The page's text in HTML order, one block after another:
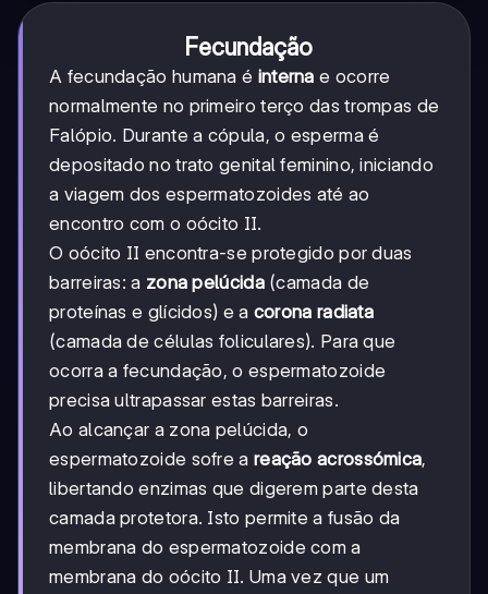
Fecundação
A fecundação humana é interna e ocorre
normalmente no primeiro terço das trompas de
Falópio. Durante a cópula, o esperma é
depositado no trato genital feminino, iniciando
a viagem dos espermatozoides até ao
encontro com o oócito II.
O oócito II encontra-se protegido por duas
barreiras: a zona pelúcida(camada de
proteínas e glícidos) e a corona radiata
(camada de células foliculares). Para que
ocorra a fecundação, o espermatozoide
precisa ultrapassar estas barreiras.
Ao alcançar a zona pelúcida, o
espermatozoide sofre a reação acrossómica,
libertando enzimas que digerem parte desta
camada protetora. Isto permite a fusão da
membrana do espermatozoide com a
membrana do oócito II. Uma vez que um